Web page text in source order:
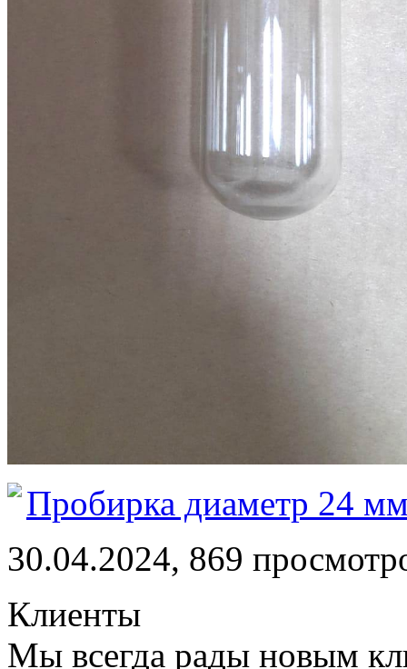
Пробирка диаметр 24
30.04.2024, 869
Клиенты
Мы всегда рады новым